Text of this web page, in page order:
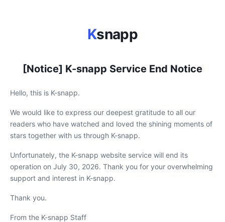
Ksnapp
[Notice] K-snapp Service End Notice
Hello, this is K-snapp.
We would like to express our deepest gratitude to all our
readers who have watched and loved the shining moments of
stars together with us through K-snapp.
Unfortunately, the K-snapp website service will end its
operation on July 30, 2026. Thank you for your overwhelming
support and interest in K-snapp.
Thank you.
From the K-snapp Staff